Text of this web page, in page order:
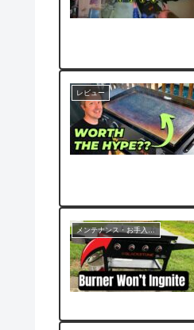
レビュー
メンテナンス・お手入れ方法